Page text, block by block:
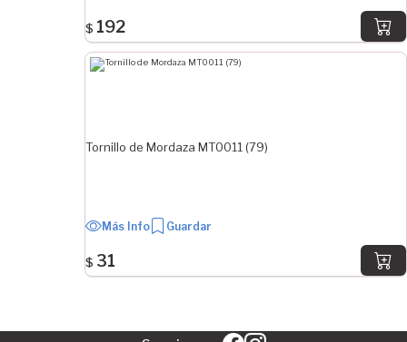
$ 192
Tornillo de Mordaza MT0011 (79)
Más Info Guardar
$ 31